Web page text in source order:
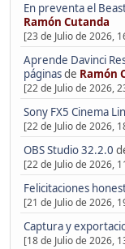
En preventa el
Ramón Cutanda
[23 de Julio de 2026,
Aprende Davinci
páginasde Ramón
[22 de Julio de 2026,
Sony FX5 Cinema
[22 de Julio de 2026,
OBS Studio 32.2.0
[22 de Julio de 2026,
Felicitaciones
[21 de Julio de 2026,
Captura y
[18 de Julio de 2026,